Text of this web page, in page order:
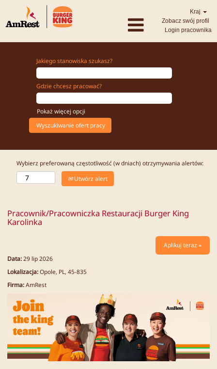
Kraj
Zobacz swój profil
Login pracownika
Jakiego stanowiska szukasz?
Gdzie chcesz pracować?
Pokaż więcej opcji
Wybierz preferowaną częstotliwość (w dniach) otrzymywania alertów:
Utwórz alert
Pracownik/Pracowniczka Restauracji Burger King
Karolinka
Aplikuj teraz »
Data:29 lip 2026
Lokalizacja:Opole, PL, 45-835
Firma:AmRest